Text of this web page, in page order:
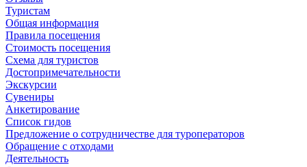
Туристам
Общая информация
Правила посещения
Стоимость посещения
Схема для туристов
Достопримечательности
Экскурсии
Сувениры
Анкетирование
Список гидов
Предложение о сотрудничестве для туроператоров
Обращение с отходами
Деятельность